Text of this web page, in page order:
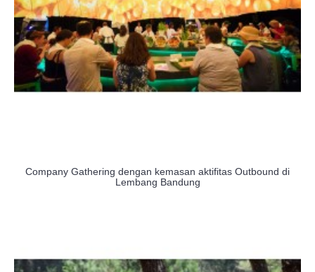
Company Gathering dengan kemasan aktifitas Outbound di
Lembang Bandung